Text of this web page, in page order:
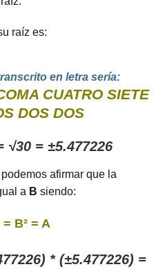
raíz es:
en letra sería:
CUATRO SIETE
DOS DOS
√30 = ±5.477226
afirmar que la
a B siendo:
B² = A
* (±5.477226) =